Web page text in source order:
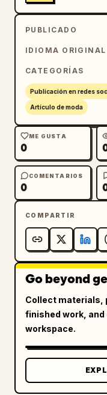
PUBLICADO
IDIOMA ORIGINAL
CATEGORÍAS
Publicación en redes
Artículo de moda
ME GUSTA
0
COMENTARIOS
0
COMPARTIR
Go beyond
Collect materials,
finished work,
workspace.